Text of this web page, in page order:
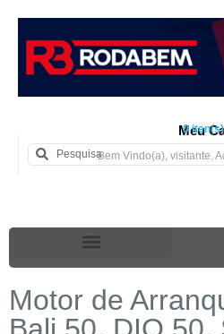
Meu
0
Bem Vindo(a), visitante.
Motor de